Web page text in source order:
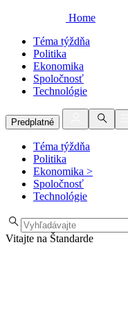
Home
Téma týždňa
Politika
Ekonomika
Spoločnosť
Technológie
Predplatné
Téma týždňa
Politika
Ekonomika >
Spoločnosť
Technológie
Vitajte na Štandarde